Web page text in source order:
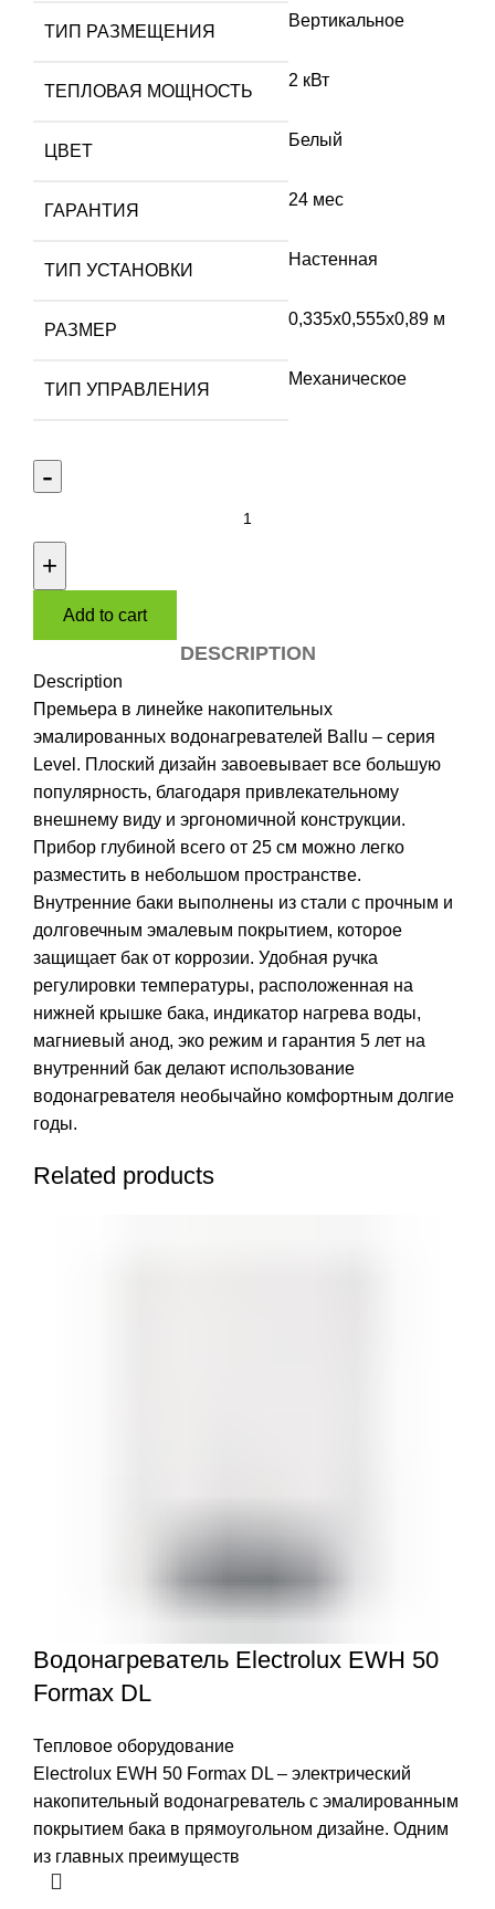
ТИП РАЗМЕЩЕНИЯ
Вертикальное
ТЕПЛОВАЯ МОЩНОСТЬ
2 кВт
ЦВЕТ
Белый
ГАРАНТИЯ
24 мес
ТИП УСТАНОВКИ
Настенная
РАЗМЕР
0,335х0,555х0,89 м
ТИП УПРАВЛЕНИЯ
Механическое
BWH/S
100
Level
quantity
Add to cart
DESCRIPTION
Description
Премьера в линейке накопительных
эмалированных водонагревателей Ballu – серия
Level. Плоский дизайн завоевывает все большую
популярность, благодаря привлекательному
внешнему виду и эргономичной конструкции.
Прибор глубиной всего от 25 см можно легко
разместить в небольшом пространстве.
Внутренние баки выполнены из стали с прочным и
долговечным эмалевым покрытием, которое
защищает бак от коррозии. Удобная ручка
регулировки температуры, расположенная на
нижней крышке бака, индикатор нагрева воды,
магниевый анод, эко режим и гарантия 5 лет на
внутренний бак делают использование
водонагревателя необычайно комфортным долгие
годы.
Related products
Водонагреватель Electrolux EWH 50
Formax DL
Тепловое оборудование
Electrolux EWH 50 Formax DL – электрический
накопительный водонагреватель с эмалированным
покрытием бака в прямоугольном дизайне. Одним
из главных преимуществ